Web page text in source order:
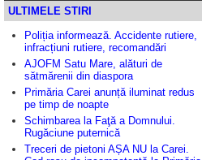
ULTIMELE STIRI
Poliția informează. Accidente rutiere,
infracțiuni rutiere, recomandări
AJOFM Satu Mare, alături de
sătmărenii din diaspora
Primăria Carei anunță iluminat redus
pe timp de noapte
Schimbarea la Faţă a Domnului.
Rugăciune puternică
Treceri de pietoni AȘA NU la Carei.